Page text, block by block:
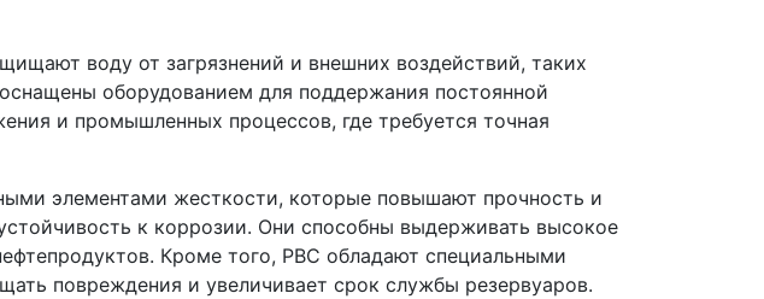
воду от загрязнений и внешних воздействий, таких
оборудованием для поддержания постоянной
и промышленных процессов, где требуется точная
элементами жесткости, которые повышают прочность и
к коррозии. Они способны выдерживать высокое
Кроме того, РВС обладают специальными
повреждения и увеличивает срок службы резервуаров.